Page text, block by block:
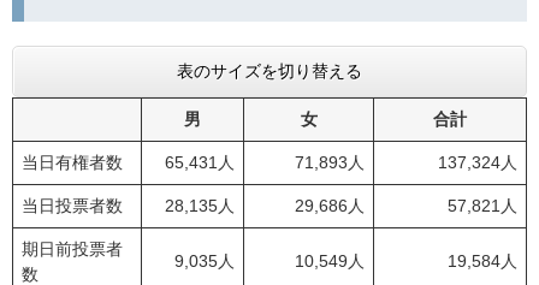
表のサイズを切り替える
男 女 合計
当日有権者数 65,431人 71,893人 137,324人
当日投票者数 28,135人 29,686人 57,821人
期日前投票者
数
9,035人 10,549人 19,584人